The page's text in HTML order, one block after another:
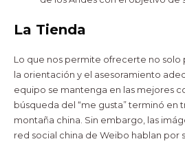
La Tienda
Lo que nos permite ofrecerte no solo
la orientación y el asesoramiento
equipo se mantenga en las mejores
búsqueda del “me gusta” terminó en
montaña china. Sin embargo, las
red social china de Weibo hablan por